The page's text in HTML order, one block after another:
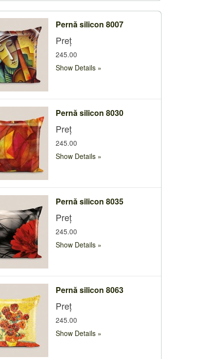
Pernă silicon 8007
Preț
245.00
Show Details
Pernă silicon 8030
Preț
245.00
Show Details
Pernă silicon 8035
Preț
245.00
Show Details
Pernă silicon 8063
Preț
245.00
Show Details